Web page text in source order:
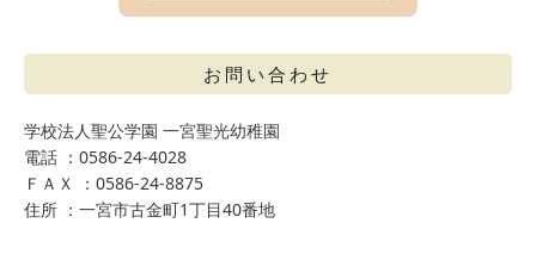
お問い合わせ
学校法人聖公学園 一宮聖光幼稚園
電話 ：0586-24-4028
ＦＡＸ ：0586-24-8875
住所 ：一宮市古金町1丁目40番地